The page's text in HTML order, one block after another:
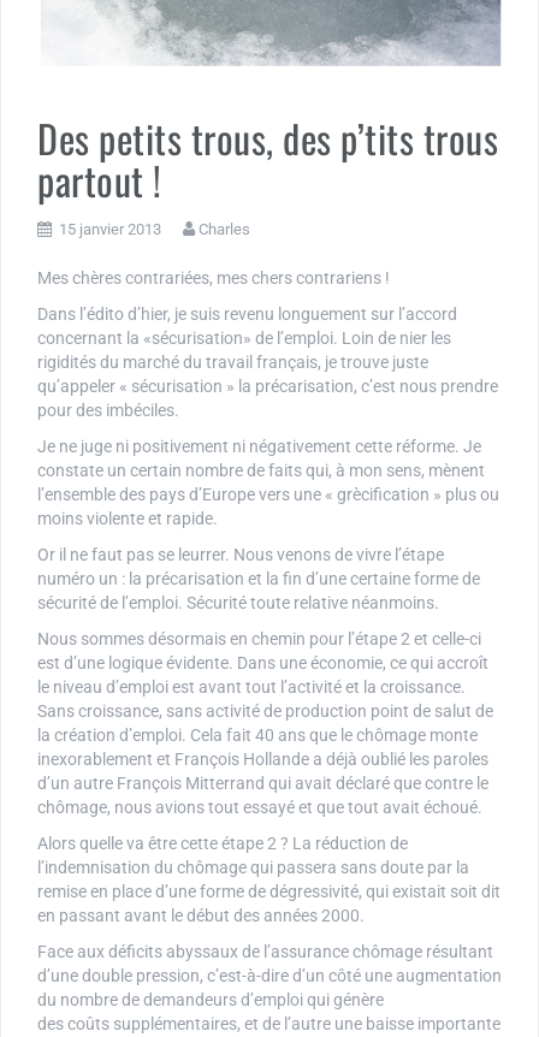
Des petits trous, des p’tits trous
partout !
15 janvier 2013 Charles
Mes chères contrariées, mes chers contrariens !
Dans l’édito d’hier, je suis revenu longuement sur l’accord
concernant la «sécurisation» de l’emploi. Loin de nier les
rigidités du marché du travail français, je trouve juste
qu’appeler « sécurisation » la précarisation, c’est nous prendre
pour des imbéciles.
Je ne juge ni positivement ni négativement cette réforme. Je
constate un certain nombre de faits qui, à mon sens, mènent
l’ensemble des pays d’Europe vers une « grècification » plus ou
moins violente et rapide.
Or il ne faut pas se leurrer. Nous venons de vivre l’étape
numéro un : la précarisation et la fin d’une certaine forme de
sécurité de l’emploi. Sécurité toute relative néanmoins.
Nous sommes désormais en chemin pour l’étape 2 et celle-ci
est d’une logique évidente. Dans une économie, ce qui accroît
le niveau d’emploi est avant tout l’activité et la croissance.
Sans croissance, sans activité de production point de salut de
la création d’emploi. Cela fait 40 ans que le chômage monte
inexorablement et François Hollande a déjà oublié les paroles
d’un autre François Mitterrand qui avait déclaré que contre le
chômage, nous avions tout essayé et que tout avait échoué.
Alors quelle va être cette étape 2 ? La réduction de
l’indemnisation du chômage qui passera sans doute par la
remise en place d’une forme de dégressivité, qui existait soit dit
en passant avant le début des années 2000.
Face aux déficits abyssaux de l’assurance chômage résultant
d’une double pression, c’est-à-dire d’un côté une augmentation
du nombre de demandeurs d’emploi qui génère
des coûts supplémentaires, et de l’autre une baisse importante